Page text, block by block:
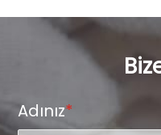
Adınız*